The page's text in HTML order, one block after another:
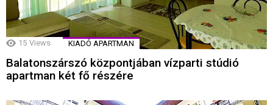
15 Views KIADÓ APARTMAN
Balatonszárszó központjában vízparti stúdió
apartman két fő részére